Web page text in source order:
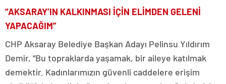
“AKSARAY’IN KALKINMASI İÇİN ELİMDEN GELENİ
YAPACAĞIM”
CHP Aksaray Belediye Başkan Adayı Pelinsu Yıldırım
Demir, “Bu topraklarda yaşamak, bir aileye katılmak
demektir. Kadınlarımızın güvenli caddelere erişim